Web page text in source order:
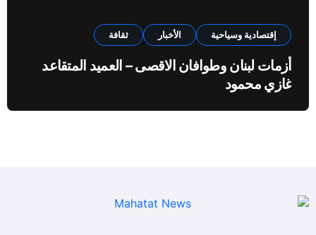
إقتصادية وسياحية الأخبار ثقافة
أزمات لبنان وطوافان الاقصى – العميد المتقاعد
غازي محمود